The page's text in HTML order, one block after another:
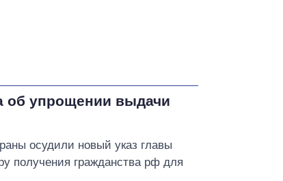
об упрощении выдачи
осудили новый указ главы
получения гражданства рф для